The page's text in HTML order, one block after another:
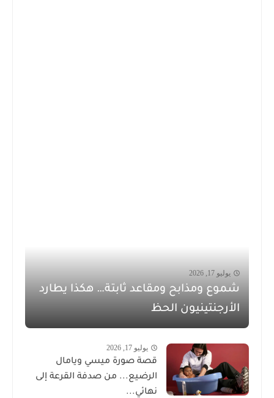
يوليو 17, 2026
شموع ومذابح ومقاعد ثابتة… هكذا يطارد
الأرجنتينيون الحظ
يوليو 17, 2026
قصة صورة ميسي ويامال
الرضيع... من صدفة القرعة إلى
نهائي...